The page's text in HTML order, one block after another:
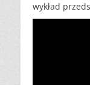
wykład